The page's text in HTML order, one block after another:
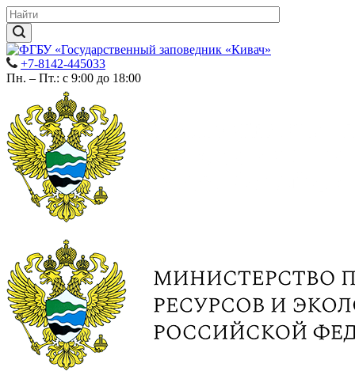
+7-8142-445033
Пн. – Пт.: с 9:00 до 18:00